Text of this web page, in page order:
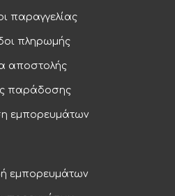
παραγγελίας
πληρωμής
αποστολής
παράδοσης
εμπορευμάτων
εμπορευμάτων